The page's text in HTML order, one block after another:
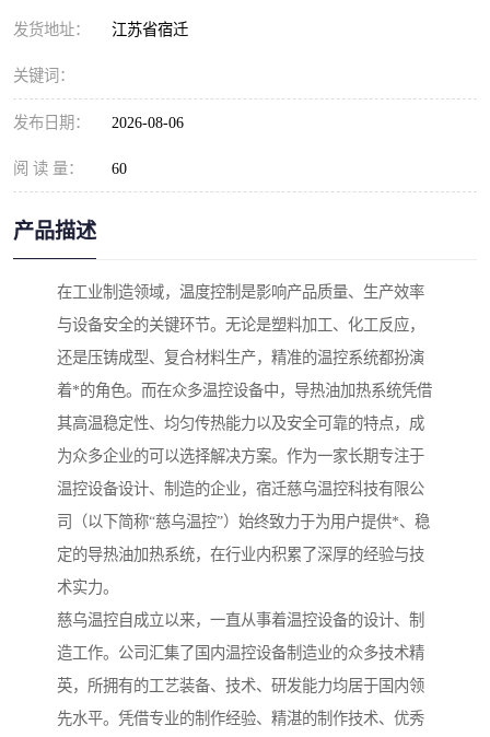
发货地址： 江苏省宿迁
关键词：
发布日期： 2026-08-06
阅 读 量： 60
产品描述
在工业制造领域，温度控制是影响产品质量、生产效率
与设备安全的关键环节。无论是塑料加工、化工反应，
还是压铸成型、复合材料生产，精准的温控系统都扮演
着*的角色。而在众多温控设备中，导热油加热系统凭借
其高温稳定性、均匀传热能力以及安全可靠的特点，成
为众多企业的可以选择解决方案。作为一家长期专注于
温控设备设计、制造的企业，宿迁慈乌温控科技有限公
司（以下简称“慈乌温控”）始终致力于为用户提供*、稳
定的导热油加热系统，在行业内积累了深厚的经验与技
术实力。
慈乌温控自成立以来，一直从事着温控设备的设计、制
造工作。公司汇集了国内温控设备制造业的众多技术精
英，所拥有的工艺装备、技术、研发能力均居于国内领
先水平。凭借专业的制作经验、精湛的制作技术、优秀